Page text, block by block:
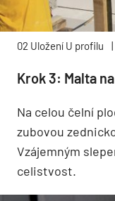
02 Uložení U profilu |
Krok 3: Malta
Na celou čelní
zubovou
Vzájemným
celistvost.